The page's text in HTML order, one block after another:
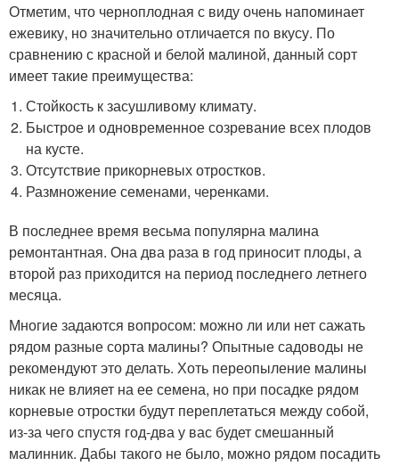
Отметим, что черноплодная с виду очень напоминает
ежевику, но значительно отличается по вкусу. По
сравнению с красной и белой малиной, данный сорт
имеет такие преимущества:
Стойкость к засушливому климату.
Быстрое и одновременное созревание всех плодов
на кусте.
Отсутствие прикорневых отростков.
Размножение семенами, черенками.
В последнее время весьма популярна малина
ремонтантная. Она два раза в год приносит плоды, а
второй раз приходится на период последнего летнего
месяца.
Многие задаются вопросом: можно ли или нет сажать
рядом разные сорта малины? Опытные садоводы не
рекомендуют это делать. Хоть переопыление малины
никак не влияет на ее семена, но при посадке рядом
корневые отростки будут переплетаться между собой,
из-за чего спустя год-два у вас будет смешанный
малинник. Дабы такого не было, можно рядом посадить